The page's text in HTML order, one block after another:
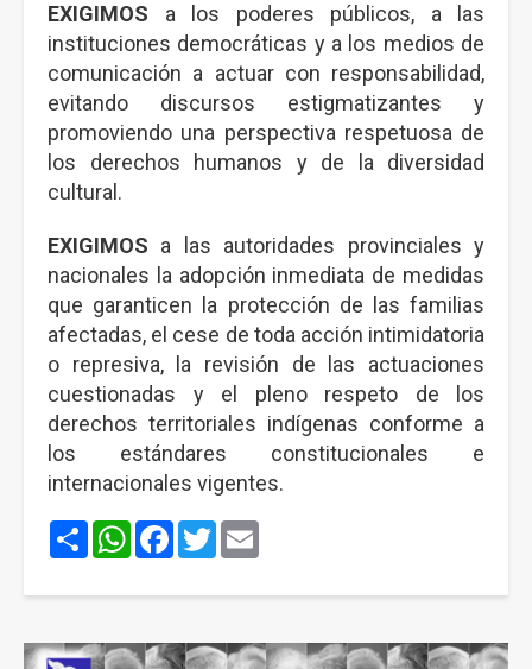
EXIGIMOS a los poderes públicos, a las
instituciones democráticas y a los medios de
comunicación a actuar con responsabilidad,
evitando discursos estigmatizantes y
promoviendo una perspectiva respetuosa de
los derechos humanos y de la diversidad
cultural.
EXIGIMOS a las autoridades provinciales y
nacionales la adopción inmediata de medidas
que garanticen la protección de las familias
afectadas, el cese de toda acción intimidatoria
o represiva, la revisión de las actuaciones
cuestionadas y el pleno respeto de los
derechos territoriales indígenas conforme a
los estándares constitucionales e
internacionales vigentes.
ShareWhatsApp
Facebook
Twitter